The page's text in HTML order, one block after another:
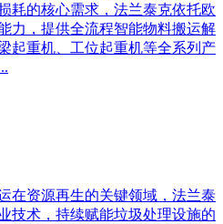
耗的核心需求，法兰泰克依托欧
力，提供全流程智能物料搬运解
起重机、工位起重机等全系列产
在资源再生的关键领域，法兰泰
技术，持续赋能垃圾处理设施的